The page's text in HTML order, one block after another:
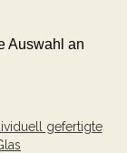
Auswahl an
gefertigte